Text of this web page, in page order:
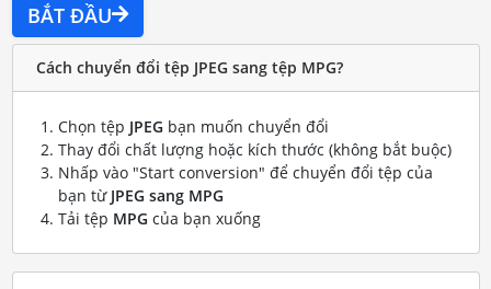
BẮT ĐẦU
Cách chuyển đổi tệp JPEG sang tệp MPG?
Chọn tệp JPEG bạn muốn chuyển đổi
Thay đổi chất lượng hoặc kích thước (không bắt buộc)
Nhấp vào "Start conversion" để chuyển đổi tệp của
bạn từ JPEG sang MPG
Tải tệp MPG của bạn xuống